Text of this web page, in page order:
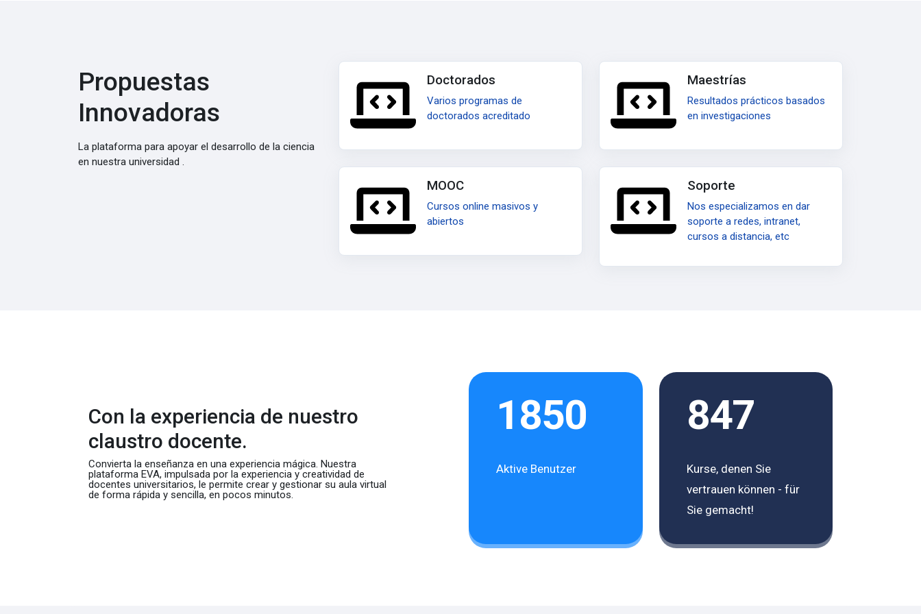
Propuestas
Innovadoras
La plataforma para apoyar el desarrollo de la ciencia
en nuestra universidad .
Doctorados
Varios programas de
doctorados acreditado
Maestrías
Resultados prácticos basados
en investigaciones
MOOC
Cursos online masivos y
abiertos
Soporte
Nos especializamos en dar
soporte a redes, intranet,
cursos a distancia, etc
Con la experiencia de nuestro
claustro docente.
Convierta la enseñanza en una experiencia mágica. Nuestra
plataforma EVA, impulsada por la experiencia y creatividad de
docentes universitarios, le permite crear y gestionar su aula virtual
de forma rápida y sencilla, en pocos minutos.
1850
Aktive Benutzer
847
Kurse, denen Sie
vertrauen können - für
Sie gemacht!